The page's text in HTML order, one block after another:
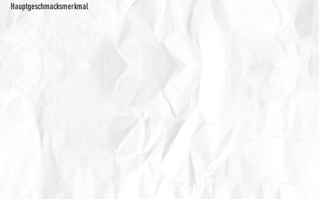
Hauptgeschmacksmerkmal